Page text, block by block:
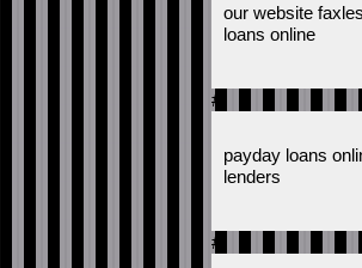
our website
loans online
#
payday loans
lenders
#